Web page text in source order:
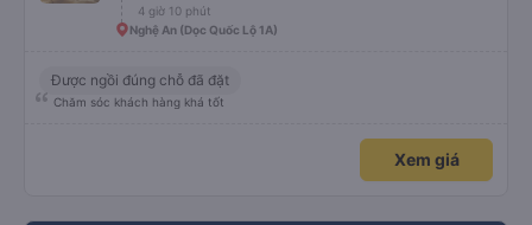
4 giờ 10 phút
Nghệ An (Dọc Quốc Lộ 1A)
Được ngồi đúng chỗ đã đặt
Chăm sóc khách hàng khá tốt
Xem giá